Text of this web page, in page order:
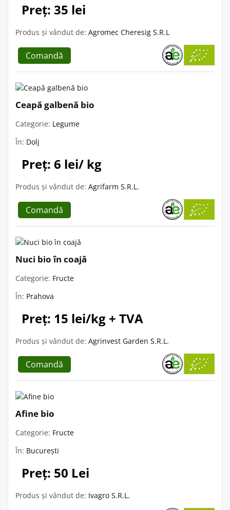
Preț: 35 lei
Produs și vândut de: Agromec Cheresig S.R.L
Comandă
Ceapă galbenă bio
Categorie: Legume
În: Dolj
Preț: 6 lei/ kg
Produs și vândut de: Agrifarm S.R.L.
Comandă
Nuci bio în coajă
Categorie: Fructe
În: Prahova
Preț: 15 lei/kg + TVA
Produs și vândut de: Agrinvest Garden S.R.L.
Comandă
Afine bio
Categorie: Fructe
În: București
Preț: 50 Lei
Produs și vândut de: Ivagro S.R.L.